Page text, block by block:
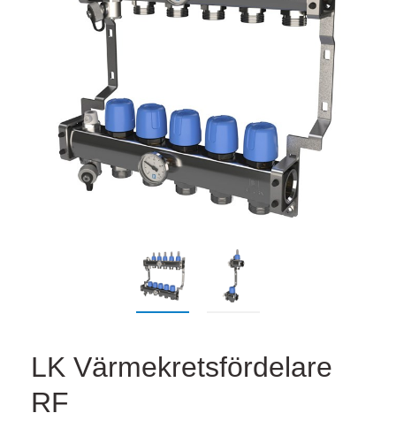
LK Värmekretsfördelare
RF